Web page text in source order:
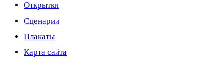
Открытки
Сценарии
Плакаты
Карта сайта